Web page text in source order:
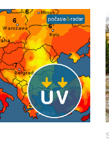
13. júla 2026
vysoko.